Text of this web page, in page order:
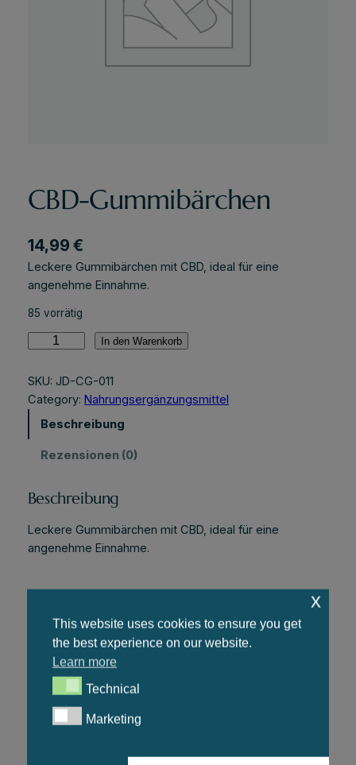
CBD-Gummibärchen
14,99 €
Leckere Gummibärchen mit CBD, ideal für eine
angenehme Einnahme.
85 vorrätig
D
-
G
b
ä
In den Warenkorb
SKU: JD-CG-011
Category: Nahrungsergänzungsmittel
Beschreibung
Rezensionen (0)
Beschreibung
Leckere Gummibärchen mit CBD, ideal für eine
angenehme Einnahme.
This website uses cookies to ensure you get
the best experience on our website.
Learn more
TechnicalTechnical
MarketingMarketing
x